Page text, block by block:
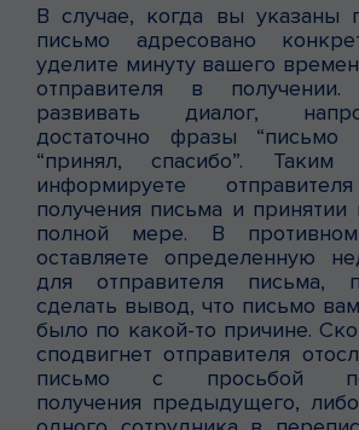
В случае, когда вы указаны
письмо адресовано
уделите минуту вашего
отправителя в
развивать диалог,
достаточно фразы “письмо
“принял, спасибо”.
информируете
получения письма и
полной мере. В
оставляете определенную
для отправителя письма,
сделать вывод, что письмо
было по какой-то причине.
сподвигнет отправителя
письмо с просьбой
получения предыдущего,